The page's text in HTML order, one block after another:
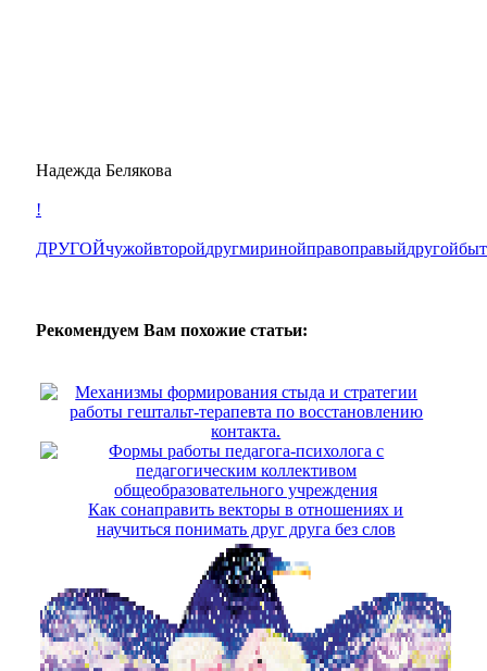
Надежда Белякова
!
ДРУГОЙчужойвторойдругмиринойправоправыйдругой
Рекомендуем Вам похожие статьи:
Механизмы формирования стыда и стратегии
работы гештальт-терапевта по восстановлению
контакта.
Формы работы педагога-психолога с
педагогическим коллективом
общеобразовательного учреждения
Как сонаправить векторы в отношениях и
научиться понимать друг друга без слов